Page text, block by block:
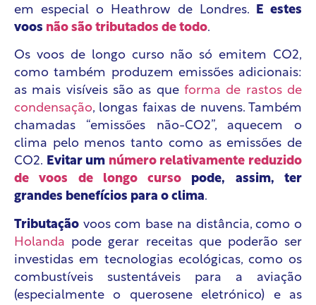
em especial o Heathrow de Londres. E estes
voos não são tributados de todo.
Os voos de longo curso não só emitem CO2,
como também produzem emissões adicionais:
as mais visíveis são as que forma de rastos de
condensação, longas faixas de nuvens. Também
chamadas “emissões não-CO2”, aquecem o
clima pelo menos tanto como as emissões de
CO2. Evitar um número relativamente reduzido
de voos de longo curso pode, assim, ter
grandes benefícios para o clima.
Tributação voos com base na distância, como o
Holanda pode gerar receitas que poderão ser
investidas em tecnologias ecológicas, como os
combustíveis sustentáveis para a aviação
(especialmente o querosene eletrónico) e as